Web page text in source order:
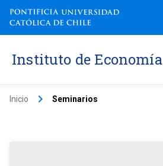
Instituto de Economía
Inicio keyboard_arrow_right Seminarios